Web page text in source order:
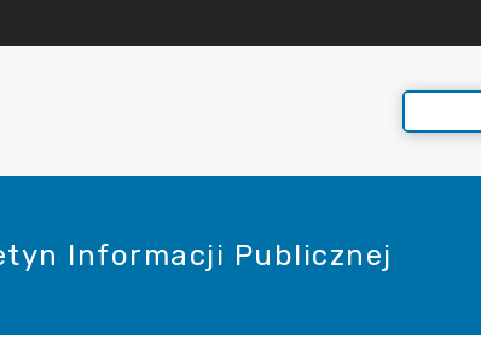
Informacji Publicznej